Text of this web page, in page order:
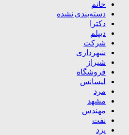
خانم
دسته‌بندی نشده
دکترا
دیپلم
شرکت
شهرداری
شیراز
فروشگاه
لیسانس
مرد
مشهد
مهندس
نفت
یزد